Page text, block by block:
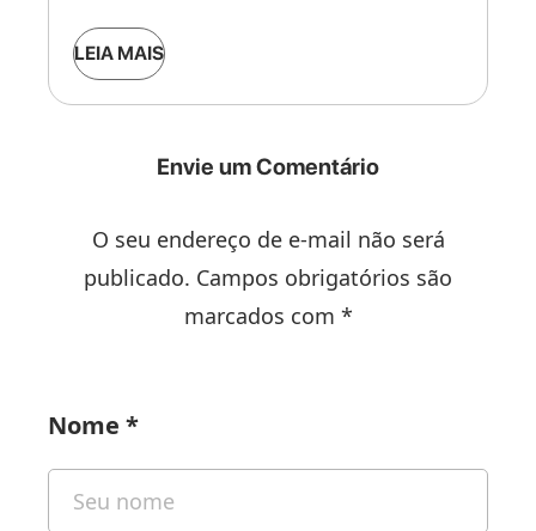
LEIA MAIS
Envie um Comentário
O seu endereço de e-mail não será
publicado. Campos obrigatórios são
marcados com *
Nome *